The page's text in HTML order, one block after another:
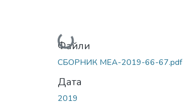
Вантажиться...
Файли
СБОРНИК МЕА-2019-66-67.pdf
Дата
2019